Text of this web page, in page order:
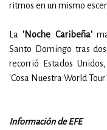
ritmos en un mismo
La 'Noche Caribeña'
Santo Domingo tras
recorrió Estados
'Cosa Nuestra World Tour'.
Información de EFE